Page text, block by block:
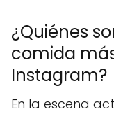
¿Quiénes
comida
Instagram?
En la escena